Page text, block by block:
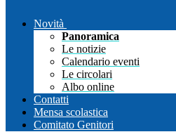
Novità
Panoramica
Le notizie
Calendario eventi
Le circolari
Albo online
Contatti
Mensa scolastica
Comitato Genitori